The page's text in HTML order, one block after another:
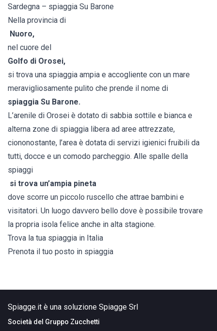
Sardegna – spiaggia Su Barone
Nella provincia di
Nuoro,
nel cuore del
Golfo di Orosei,
si trova una spiaggia ampia e accogliente con un mare
meravigliosamente pulito che prende il nome di
spiaggia Su Barone.
L’arenile di Orosei è dotato di sabbia sottile e bianca e
alterna zone di spiaggia libera ad aree attrezzate,
ciononostante, l’area è dotata di servizi igienici fruibili da
tutti, docce e un comodo parcheggio. Alle spalle della
spiaggi
si trova un’ampia pineta
dove scorre un piccolo ruscello che attrae bambini e
visitatori. Un luogo davvero bello dove è possibile trovare
la propria isola felice anche in alta stagione.
Trova la tua spiaggia in Italia
Prenota il tuo posto in spiaggia
Spiagge.it è una soluzione Spiagge Srl
Società del Gruppo Zucchetti